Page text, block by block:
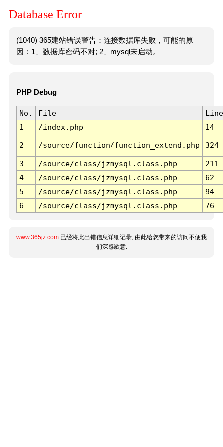
Database Error
(1040) 365建站错误警告：连接数据库失败，可能的原
因：1、数据库密码不对; 2、mysql未启动。
PHP Debug
No. File
Line
1
/index.php 14
2 /source/function/function_extend.php 324
3 /source/class/jzmysql.class.php
211
4
/source/class/jzmysql.class.php
62
5
/source/class/jzmysql.class.php
94
6
/source/class/jzmysql.class.php 76
www.365jz.com 已经将此出错信息详细记录, 由此给您带来的访问不便我
们深感歉意.